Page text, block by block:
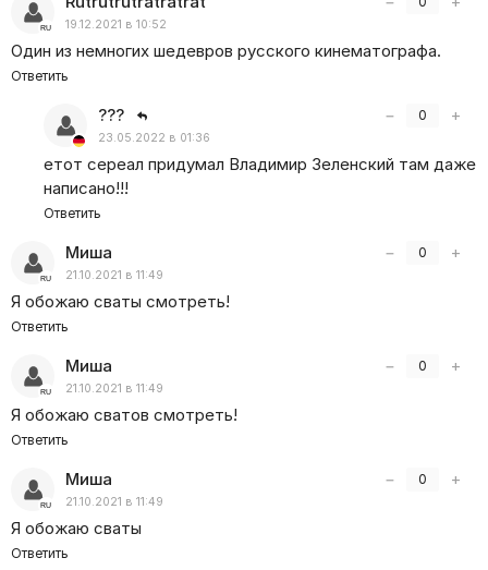
19.12.2021 в 10:52
Один из немногих шедевров русского кинематографа.
Ответить
− 0 +
???
23.05.2022 в 01:36
етот сереал придумал Владимир Зеленский там даже
написано!!!
Ответить
− 0 +
Миша
21.10.2021 в 11:49
Я обожаю сваты смотреть!
Ответить
− 0 +
Миша
21.10.2021 в 11:49
Я обожаю сватов смотреть!
Ответить
− 0 +
Миша
21.10.2021 в 11:49
Я обожаю сваты
Ответить